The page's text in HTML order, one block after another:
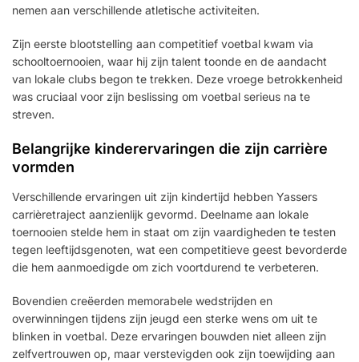
nemen aan verschillende atletische activiteiten.
Zijn eerste blootstelling aan competitief voetbal kwam via
schooltoernooien, waar hij zijn talent toonde en de aandacht
van lokale clubs begon te trekken. Deze vroege betrokkenheid
was cruciaal voor zijn beslissing om voetbal serieus na te
streven.
Belangrijke kinderervaringen die zijn carrière
vormden
Verschillende ervaringen uit zijn kindertijd hebben Yassers
carrièretraject aanzienlijk gevormd. Deelname aan lokale
toernooien stelde hem in staat om zijn vaardigheden te testen
tegen leeftijdsgenoten, wat een competitieve geest bevorderde
die hem aanmoedigde om zich voortdurend te verbeteren.
Bovendien creëerden memorabele wedstrijden en
overwinningen tijdens zijn jeugd een sterke wens om uit te
blinken in voetbal. Deze ervaringen bouwden niet alleen zijn
zelfvertrouwen op, maar verstevigden ook zijn toewijding aan